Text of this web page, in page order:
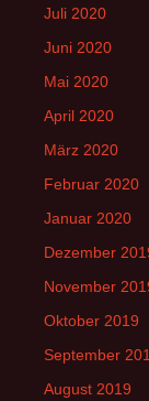
Juli 2020
Juni 2020
Mai 2020
April 2020
März 2020
Februar 2020
Januar 2020
Dezember
November
Oktober 2019
September
August 2019